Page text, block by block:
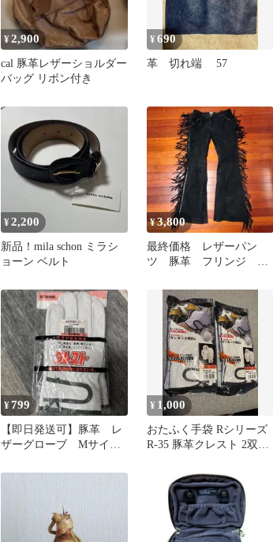
¥2,900
cal 豚革レザーショルダー
バッグ リボン付き
¥690
革 切れ端 57
¥2,200
新品！mila schon ミラシ
ョーン ベルト
¥3,800
最終価格 レザーパン
ツ 豚革 フリンジ 鋲
¥799
【即日発送可】豚革 レ
ザーグローブ Mサイ
¥ 1,000
おたふく手袋 Rシリーズ
R-35 豚革クレスト 2双セ